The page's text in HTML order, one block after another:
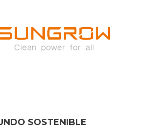
SOSTENIBLE